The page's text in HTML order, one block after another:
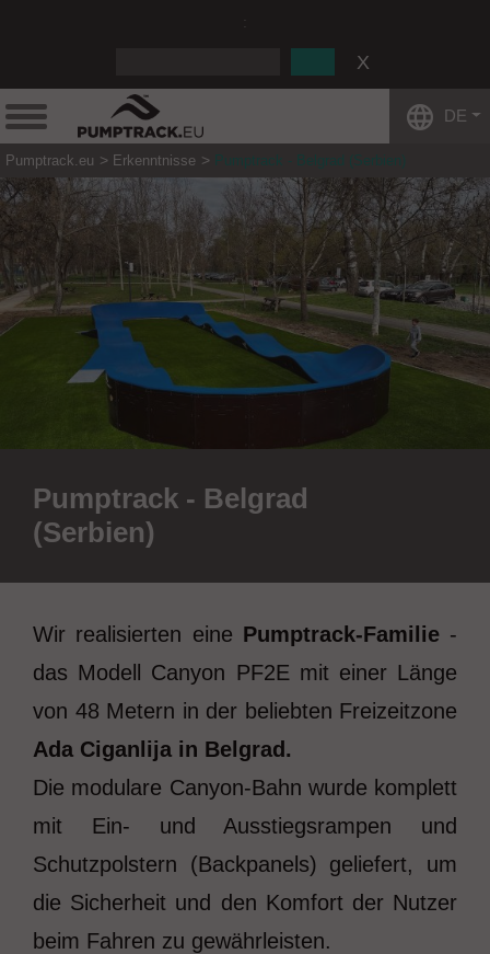
DE
Pumptrack.eu Erkenntnisse Pumptrack - Belgrad (Serbien)
Pumptrack - Belgrad
(Serbien)
Wir realisierten eine Pumptrack-Familie-
das Modell Canyon PF2E mit einer Länge
von 48 Metern in der beliebten Freizeitzone
Ada Ciganlija in Belgrad.
Die modulare Canyon-Bahn wurde komplett
mit Ein- und Ausstiegsrampen und
Schutzpolstern (Backpanels) geliefert, um
die Sicherheit und den Komfort der Nutzer
beim Fahren zu gewährleisten.